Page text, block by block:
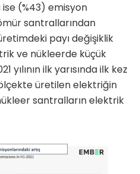
ise (%43) emisyon
santrallarından
payı değişiklik
ve nükleerde küçük
yılının ilk yarısında ilk kez
üretilen elektriğin
santralların elektrik